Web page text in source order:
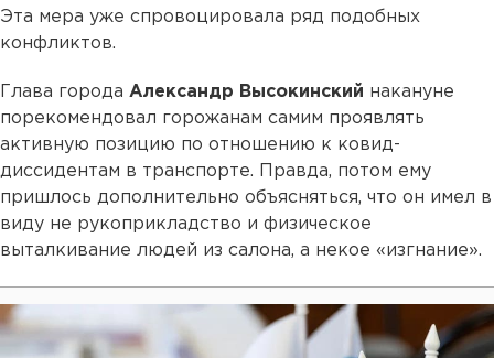
Эта мера уже спровоцировала ряд подобных
конфликтов.
Глава города Александр Высокинский накануне
порекомендовал горожанам самим проявлять
активную позицию по отношению к ковид-
диссидентам в транспорте. Правда, потом ему
пришлось дополнительно объясняться, что он имел в
виду не рукоприкладство и физическое
выталкивание людей из салона, а некое «изгнание».